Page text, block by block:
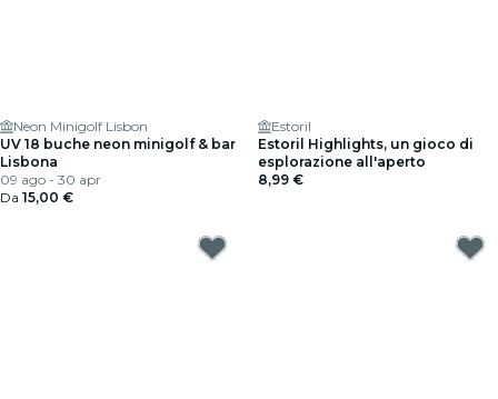
Neon Minigolf Lisbon
UV 18 buche neon minigolf & bar
Lisbona
09 ago - 30 apr
Da 15,00 €
Estoril
Estoril Highlights, un gioco di
esplorazione all'aperto
8,99 €